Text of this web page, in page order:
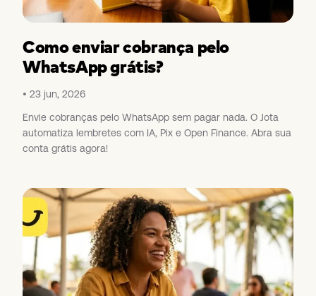
Como enviar cobrança pelo
WhatsApp grátis?
23 jun, 2026
Envie cobranças pelo WhatsApp sem pagar nada. O Jota
automatiza lembretes com IA, Pix e Open Finance. Abra sua
conta grátis agora!